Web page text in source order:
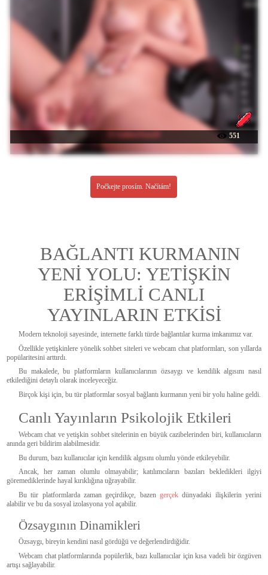
☉ GoldenTeen20 551
Počkejte prosím. Načítám!
BAĞLANTI KURMANIN
YENİ YOLU: YETİŞKİN
ERİŞİMLİ CANLI
YAYINLARIN ETKİSİ
Modern teknoloji sayesinde, internette farklı türde bağlantılar kurma imkanımız var.
Özellikle yetişkinlere yönelik sohbet siteleri ve webcam chat platformları, son yıllarda
popülaritesini arttırdı.
Bu makalede, bu platformların kullanıcılarının özsaygı ve kendilik algısını nasıl
etkilediğini detaylı olarak inceleyeceğiz.
Birçok kişi için, bu tür platformlar sosyal bağlantı kurmanın yeni bir yolu haline geldi.
Canlı Yayınların Psikolojik Etkileri
Webcam chat ve yetişkin sohbet sitelerinin en büyük cazibelerinden biri, kullanıcıların
anında geri bildirim alabilmesidir.
Bu durum, bazı kullanıcılar için kendilik algısını olumlu yönde etkileyebilir.
Ancak, her zaman olumlu olmayabilir; katılımcıların bazıları bekledikleri ilgiyi
göremediklerinde hayal kırıklığına uğrayabilir.
Bu tür platformlarda zaman geçirdikçe, bazengerçek dünyadaki ilişkilerin yerini
alabilir ve bu da sosyal izolasyona yol açabilir.
Özsaygının Dinamikleri
Özsaygı, bireyin kendini nasıl gördüğü ve değerlendirdiğidir.
Webcam chat platformlarında popülerlik, bazı kullanıcılar için kısa vadeli bir özgüven
artışı sağlayabilir.